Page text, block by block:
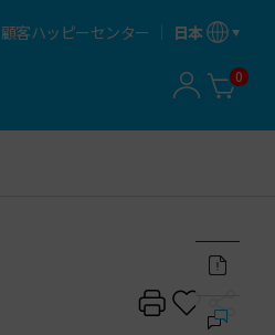
顧客ハッピーセンター 日本
0